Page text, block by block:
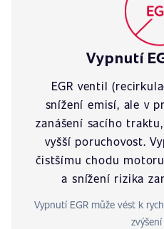
Vypnutí
EGR ventil
snížení emisí, ale v
zanášení sacího
vyšší poruchovost.
čistšímu chodu
a snížení rizika
Vypnutí EGR může vést k